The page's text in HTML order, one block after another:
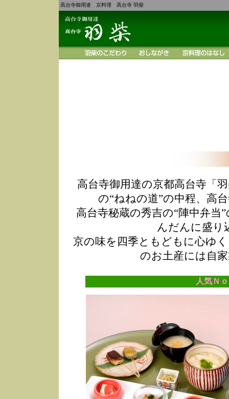
高台寺御用達 京料理 高台寺 羽柴
高台寺御用達の京都高台寺「
の“ねねの道”の中程、高
高台寺秘蔵の秀吉の“陣中弁
んだんに盛り
京の味を四季ともどもに心ゆ
のお土産には自
人気Ｎ